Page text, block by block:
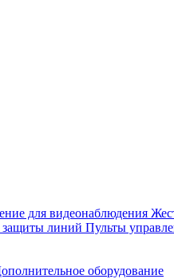
для видеонаблюдения
защиты линий Пульты
оборудование